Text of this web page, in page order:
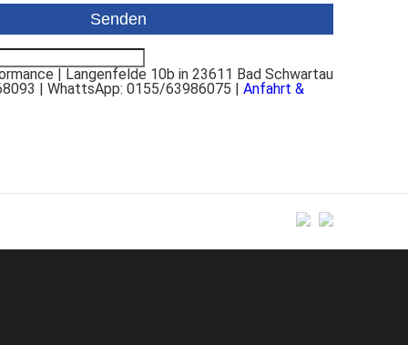
| Langenfelde 10b in 23611 Bad Schwartau
| WhattsApp: 0155/63986075 | Anfahrt &